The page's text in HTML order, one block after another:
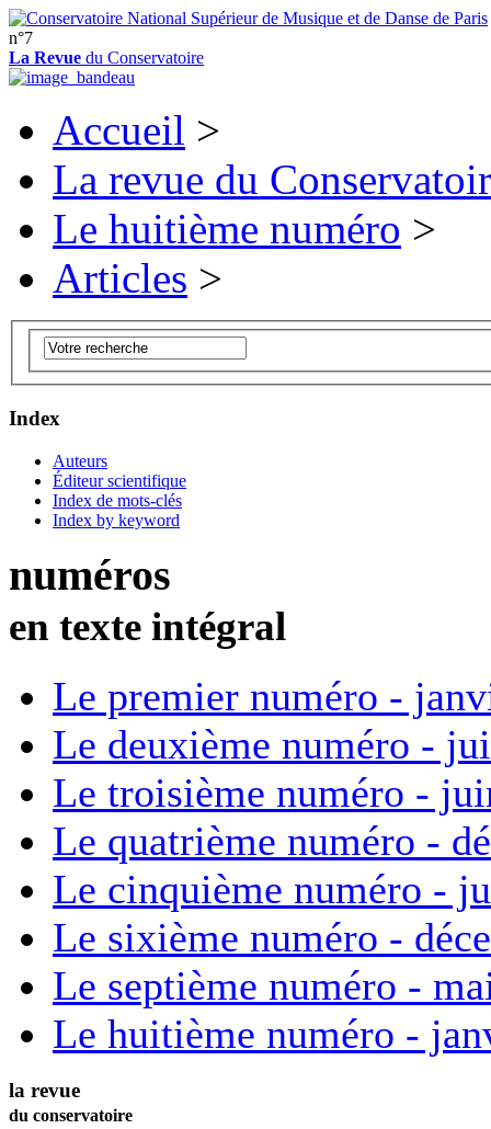
n°7
La Revue du Conservatoire
Accueil >
La revue du
Le huitième numéro >
Articles >
Index
Auteurs
Éditeur scientifique
Index de mots-clés
Index by keyword
numéros
en texte intégral
Le premier numéro -
Le deuxième numéro -
Le troisième numéro -
Le quatrième numéro -
Le cinquième numéro -
Le sixième numéro -
Le septième numéro -
Le huitième numéro -
la revue
du conservatoire